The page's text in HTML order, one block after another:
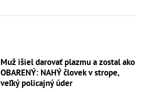
Muž išiel darovať plazmu a zostal ako
OBARENÝ: NAHÝ človek v strope,
veľký policajný úder